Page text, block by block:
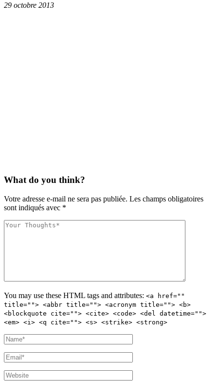
29 octobre 2013
What do you think?
Votre adresse e-mail ne sera pas publiée. Les champs obligatoires
sont indiqués avec *
You may use these HTML tags and attributes: <a href=""
title=""> <abbr title=""> <acronym title=""> <b>
<blockquote cite=""> <cite> <code> <del datetime="">
<em> <i> <q cite=""> <s> <strike> <strong>